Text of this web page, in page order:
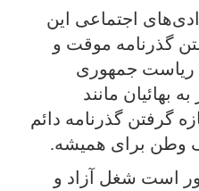
اجتماعی این
گذرنامه موقت و
ریاست جمهوری
بهائیان مانند
گرفتن گذرنامه دائم
وطن برای همیشه.
است شغل آزاد و